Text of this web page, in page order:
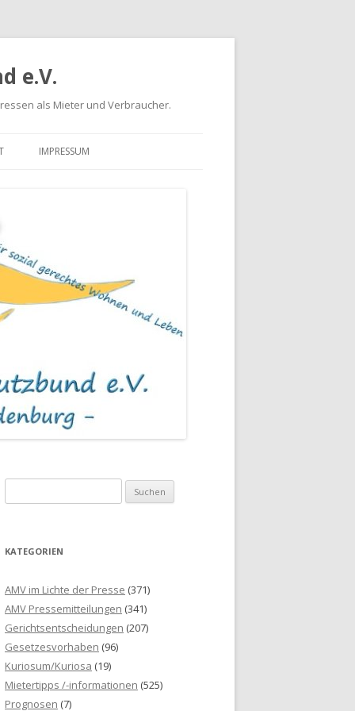
e.V.
als Mieter und Verbraucher.
IMPRESSUM
u
h
n
n
a
c
h
:
KATEGORIEN
AMV im Lichte der Presse (371)
AMV Pressemitteilungen (341)
Gerichtsentscheidungen (207)
Gesetzesvorhaben (96)
Kuriosum/Kuriosa (19)
Mietertipps /-informationen (525)
Prognosen (7)